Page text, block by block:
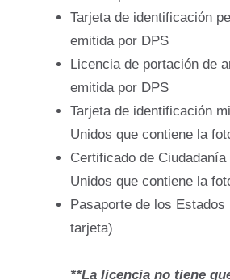
Tarjeta de identificación
emitida por DPS
Licencia de portación de
emitida por DPS
Tarjeta de identificación
Unidos que contiene la
Certificado de
Unidos que contiene la
Pasaporte de los
tarjeta)
**La licencia no tiene